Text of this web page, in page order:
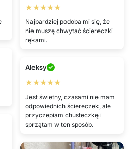
★★★★★
Najbardziej podoba mi się, że
nie muszę chwytać ściereczki
rękami.
Aleksy
★★★★★
Jest świetny, czasami nie mam
odpowiednich ściereczek, ale
przyczepiam chusteczkę i
sprzątam w ten sposób.